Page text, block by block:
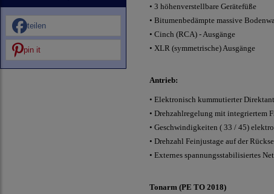
teilen
pin it
• 3 höhenverstellbare Gerätefüße
• Bitumenbedämpte massive
• Cinch (RCA) - Ausgänge
• XLR (symmetrische) Ausgänge
Antrieb:
• Elektronisch kummutierter
• Drehzahlregelung mit integriertem
• Geschwindigkeiten ( 33 / 45)
• Drehzahl Feinjustage auf der
• Externes spannungsstabilisiertes
Tonarm (PE TO 2018)